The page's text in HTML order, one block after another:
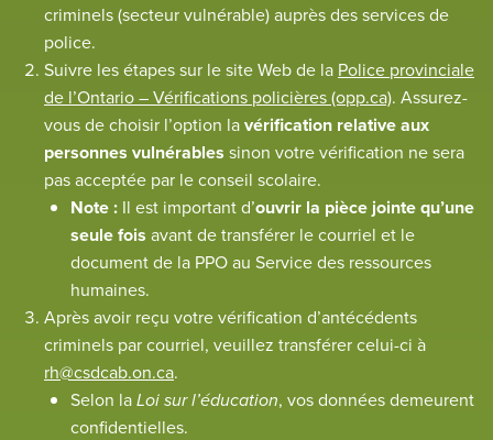
criminels (secteur vulnérable) auprès des services de
police.
Suivre les étapes sur le site Web de la Police provinciale
de l’Ontario – Vérifications policières (opp.ca). Assurez-
vous de choisir l’option lavérification relative aux
personnes vulnérables sinon votre vérification ne sera
pas acceptée par le conseil scolaire.
Note : Il est important d’ouvrir la pièce jointe qu’une
seule fois avant de transférer le courriel et le
document de la PPO au Service des ressources
humaines.
Après avoir reçu votre vérification d’antécédents
criminels par courriel, veuillez transférer celui-ci à
rh@csdcab.on.ca.
Selon laLoi sur l’éducation, vos données demeurent
confidentielles.